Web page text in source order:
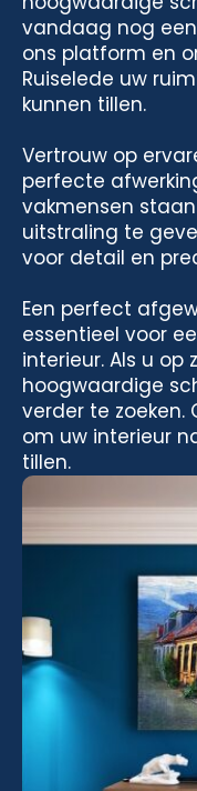
vandaag nog
ons platform en
Ruiselede uw
kunnen tillen.
Vertrouw op
perfecte
vakmensen
uitstraling te
voor detail en
Een perfect
essentieel voor
interieur. Als u op
hoogwaardige
verder te zoeken.
om uw interieur
tillen.